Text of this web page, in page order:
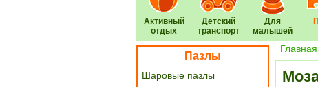
Активный
отдых
Детский
транспорт
Для
малышей
Пазлы
Шаровые пазлы
Главная